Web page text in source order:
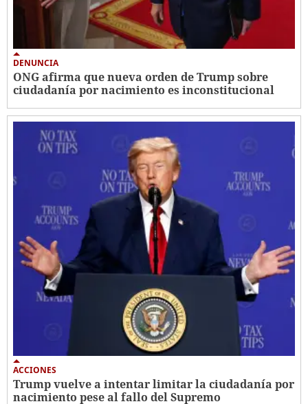
DENUNCIA
ONG afirma que nueva orden de Trump sobre
ciudadanía por nacimiento es inconstitucional
ACCIONES
Trump vuelve a intentar limitar la ciudadanía por
nacimiento pese al fallo del Supremo